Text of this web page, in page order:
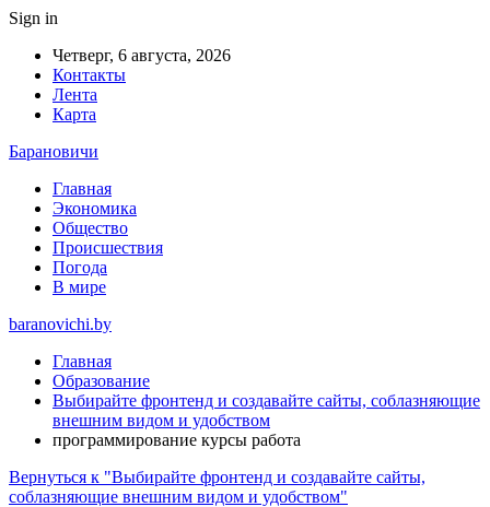
Sign in
Четверг, 6 августа, 2026
Контакты
Лента
Карта
Барановичи
Главная
Экономика
Общество
Происшествия
Погода
В мире
baranovichi.by
Главная
Образование
Выбирайте фронтенд и создавайте сайты, соблазняющие
внешним видом и удобством
программирование курсы работа
Вернуться к "Выбирайте фронтенд и создавайте сайты,
соблазняющие внешним видом и удобством"